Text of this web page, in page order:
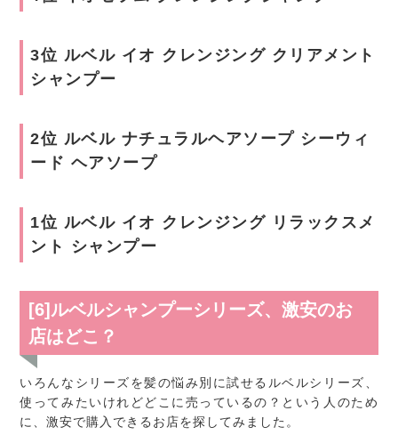
3位 ルベル イオ クレンジング クリアメント
シャンプー
2位 ルベル ナチュラルヘアソープ シーウィ
ード ヘアソープ
1位 ルベル イオ クレンジング リラックスメ
ント シャンプー
[6]ルベルシャンプーシリーズ、激安のお
店はどこ？
いろんなシリーズを髪の悩み別に試せるルベルシリーズ、
使ってみたいけれどどこに売っているの？という人のため
に、激安で購入できるお店を探してみました。